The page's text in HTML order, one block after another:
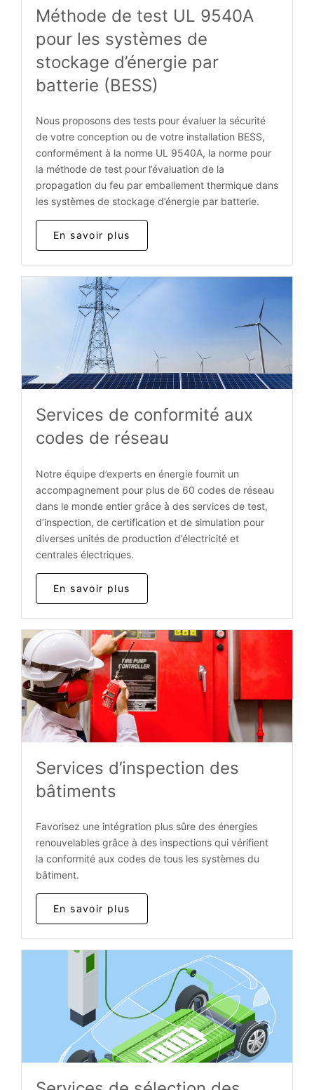
Méthode de test UL 9540A
pour les systèmes de
stockage d’énergie par
batterie (BESS)
Nous proposons des tests pour évaluer la sécurité
de votre conception ou de votre installation BESS,
conformément à la norme UL 9540A, la norme pour
la méthode de test pour l’évaluation de la
propagation du feu par emballement thermique dans
les systèmes de stockage d’énergie par batterie.
En savoir plus
Services de conformité aux
codes de réseau
Notre équipe d’experts en énergie fournit un
accompagnement pour plus de 60 codes de réseau
dans le monde entier grâce à des services de test,
d’inspection, de certification et de simulation pour
diverses unités de production d’électricité et
centrales électriques.
En savoir plus
Services d’inspection des
bâtiments
Favorisez une intégration plus sûre des énergies
renouvelables grâce à des inspections qui vérifient
la conformité aux codes de tous les systèmes du
bâtiment.
En savoir plus